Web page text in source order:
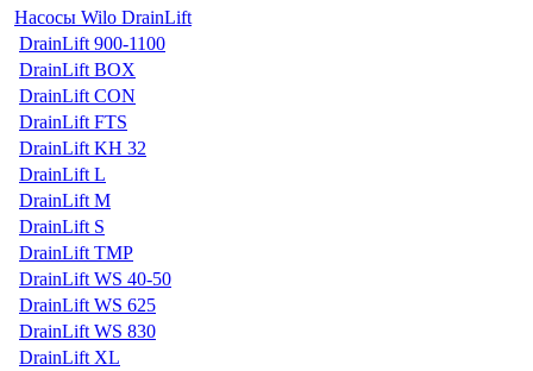
Насосы Wilo DrainLift
DrainLift 900-1100
DrainLift BOX
DrainLift CON
DrainLift FTS
DrainLift KH 32
DrainLift L
DrainLift M
DrainLift S
DrainLift TMP
DrainLift WS 40-50
DrainLift WS 625
DrainLift WS 830
DrainLift XL